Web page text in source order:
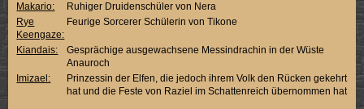
Makario:
Ruhiger Druidenschüler von Nera
Rye
Keengaze:
Feurige Sorcerer Schülerin von Tikone
Kiandais:
Gesprächige ausgewachsene Messindrachin in der Wüste
Anauroch
Imizael:
Prinzessin der Elfen, die jedoch ihrem Volk den Rücken gekehrt
hat und die Feste von Raziel im Schattenreich übernommen hat